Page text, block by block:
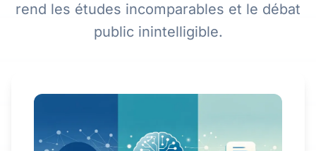
rend les études incomparables et le débat
public inintelligible.